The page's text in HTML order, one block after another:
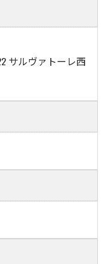
サルヴァトーレ西